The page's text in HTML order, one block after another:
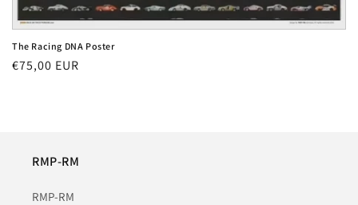
The Racing DNA Poster
Normaler
€75,00 EUR
RMP-RM
RMP-RM